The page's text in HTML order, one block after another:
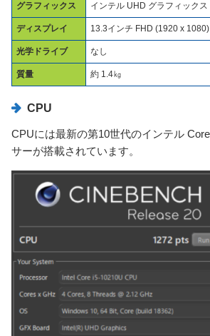
グラフィックス インテル UHD グラフィックス
ディスプレイ 13.3インチ FHD (1920 x
光学ドライブ なし
質量 約 1.4㎏
CPU
CPUには最新の第10世代のインテル
サーが搭載されています。